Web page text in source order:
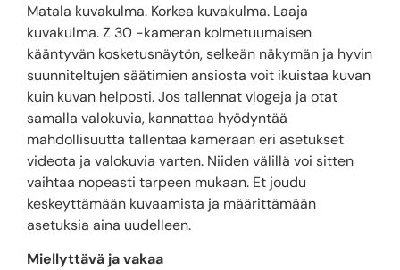
Matala kuvakulma. Korkea kuvakulma. Laaja
kuvakulma. Z 30 -kameran kolmetuumaisen
kääntyvän kosketusnäytön, selkeän näkymän ja hyvin
suunniteltujen säätimien ansiosta voit ikuistaa kuvan
kuin kuvan helposti. Jos tallennat vlogeja ja otat
samalla valokuvia, kannattaa hyödyntää
mahdollisuutta tallentaa kameraan eri asetukset
videota ja valokuvia varten. Niiden välillä voi sitten
vaihtaa nopeasti tarpeen mukaan. Et joudu
keskeyttämään kuvaamista ja määrittämään
asetuksia aina uudelleen.
Miellyttävä ja vakaa